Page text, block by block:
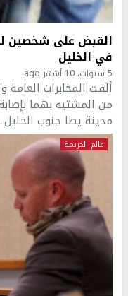
القبض على شخصين
في الخليل
5 سنوات، 10 أشهر ago
ألقت المخابرات
من المشتبه بهما
مدينة يطا جنوب
عالم الجريمة